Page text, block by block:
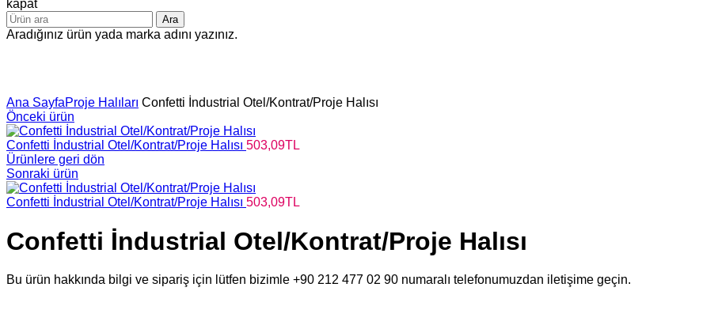
kapat
Ara
Aradığınız ürün yada marka adını yazınız.
Ana SayfaProje Halıları Confetti İndustrial Otel/Kontrat/Proje Halısı
Önceki ürün
Confetti İndustrial Otel/Kontrat/Proje Halısı 503,09TL
Ürünlere geri dön
Sonraki ürün
Confetti İndustrial Otel/Kontrat/Proje Halısı 503,09TL
Confetti İndustrial Otel/Kontrat/Proje Halısı
Bu ürün hakkında bilgi ve sipariş için lütfen bizimle +90 212 477 02 90 numaralı telefonumuzdan iletişime geçin.